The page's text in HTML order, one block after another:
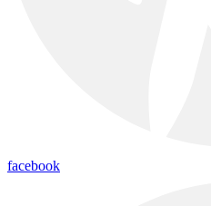
facebook